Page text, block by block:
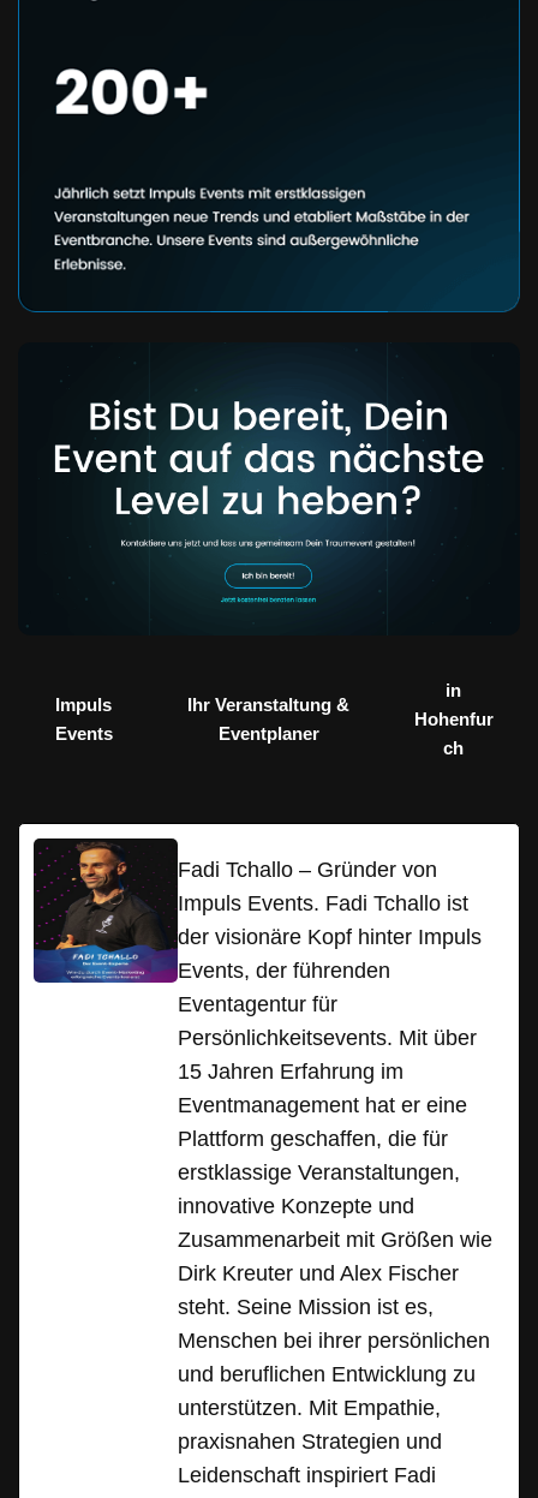
Impuls
Events
Ihr Veranstaltung &
Eventplaner
in
Hohenfur
ch
Fadi Tchallo – Gründer von
Impuls Events. Fadi Tchallo ist
der visionäre Kopf hinter Impuls
Events, der führenden
Eventagentur für
Persönlichkeitsevents. Mit über
15 Jahren Erfahrung im
Eventmanagement hat er eine
Plattform geschaffen, die für
erstklassige Veranstaltungen,
innovative Konzepte und
Zusammenarbeit mit Größen wie
Dirk Kreuter und Alex Fischer
steht. Seine Mission ist es,
Menschen bei ihrer persönlichen
und beruflichen Entwicklung zu
unterstützen. Mit Empathie,
praxisnahen Strategien und
Leidenschaft inspiriert Fadi